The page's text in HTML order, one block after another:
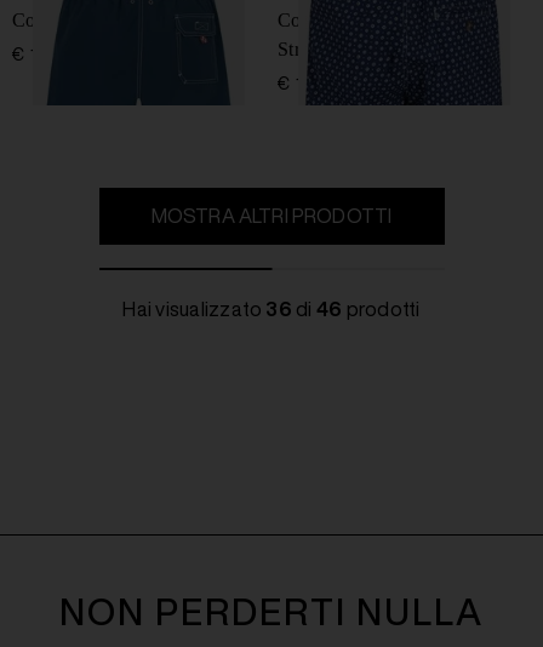
Costume Hartford
€ 109,00
Costume da bagno Micro
Stretch Lighting
€ 119,00
MOSTRA ALTRI PRODOTTI
Hai visualizzato 36 di 46 prodotti
NON PERDERTI NULLA